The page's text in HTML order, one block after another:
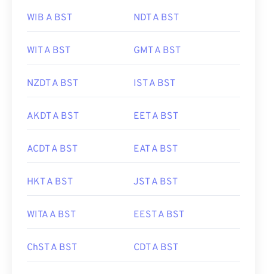
WIB A BST NDT A BST
WIT A BST GMT A BST
NZDT A BST IST A BST
AKDT A BST EET A BST
ACDT A BST EAT A BST
HKT A BST JST A BST
WITA A BST EEST A BST
ChST A BST CDT A BST